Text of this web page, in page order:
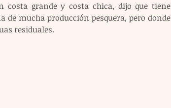
costa grande y costa chica, dijo que tiene
de mucha producción pesquera, pero donde
residuales.